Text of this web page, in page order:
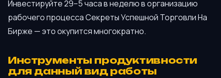
Инвестируйте 29–5 часа в неделю в организацию
рабочего процесса Секреты Успешной Торговли На
Бирже — это окупится многократно.
Инструменты продуктивности
для данный вид работы